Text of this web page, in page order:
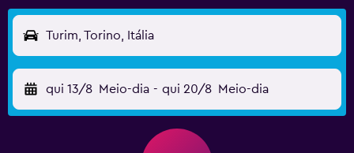
Turim, Torino, Itália
qui 13/8 Meio-dia - qui 20/8 Meio-dia